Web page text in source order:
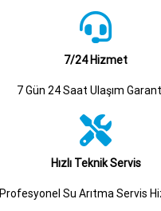
7/24 Hizmet
7 Gün 24 Saat Ulaşım
Hızlı Teknik Servis
Profesyonel Su Arıtma Servis